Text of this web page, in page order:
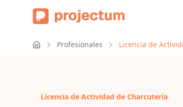
Profesionales Licencia de
Licencia de Actividad de Charcutería